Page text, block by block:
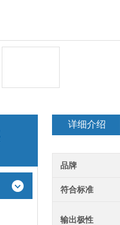
详细介绍
品牌
符合标准
输出极性